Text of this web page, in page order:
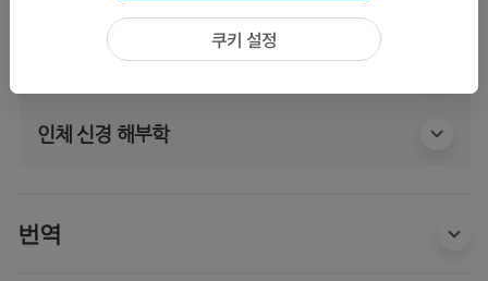
인체 해부학 1
인체 신경 해부학
번역
쿠키 설정